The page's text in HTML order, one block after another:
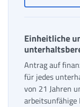
Einheitliche
Antrag auf
für jedes
von 21 Jahren
arbeitsunfähige